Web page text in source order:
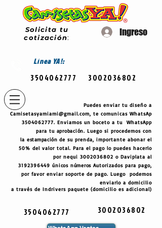
Solicita tu
cotización:
Ingreso
LíneaYA!:
3504062777 3002036802
Puedes enviar tu diseño a
Camisetasyamiami@gmail.com, te comunicas WhatsAp
3504062777. Enviamos un boceto a tu WhatsApp
para tu aprobación. Luego si procedemos con
laestampación de su prenda, importante abonar el
50% del valor total. Para el pago lo puedes hacerlo
por nequi 3002036802 o Daviplata al
3192396449 únicos números Autorizados para pago,
por favor enviar soporte de pago. Luego podemos
enviarlo a domicilio
a través de Indrivers paquete (domicilio es adicional)
3504062777 3002036802